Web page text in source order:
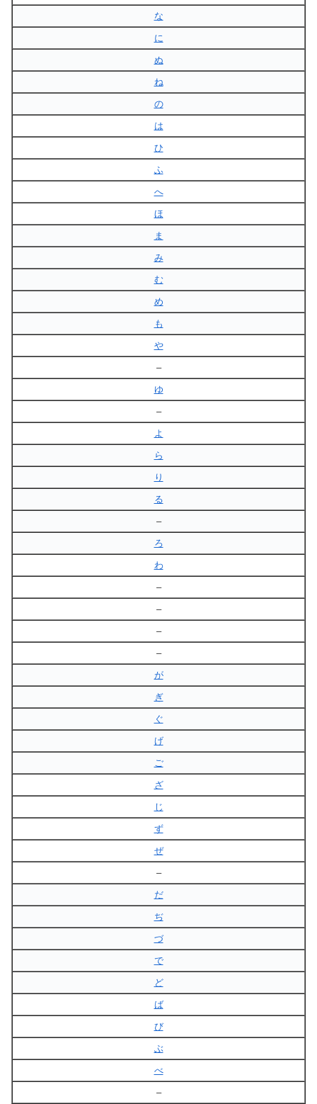
な
に
ぬ
ね
の
は
ひ
ふ
へ
ほ
ま
み
む
め
も
や
–
ゆ
–
よ
ら
り
る
–
ろ
わ
–
–
–
–
が
ぎ
ぐ
げ
ご
ざ
じ
ず
ぜ
–
だ
ぢ
づ
で
ど
ば
び
ぶ
べ
–